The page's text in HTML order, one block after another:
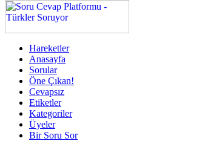
Hareketler
Anasayfa
Sorular
Öne Çıkan!
Cevapsız
Etiketler
Kategoriler
Üyeler
Bir Soru Sor